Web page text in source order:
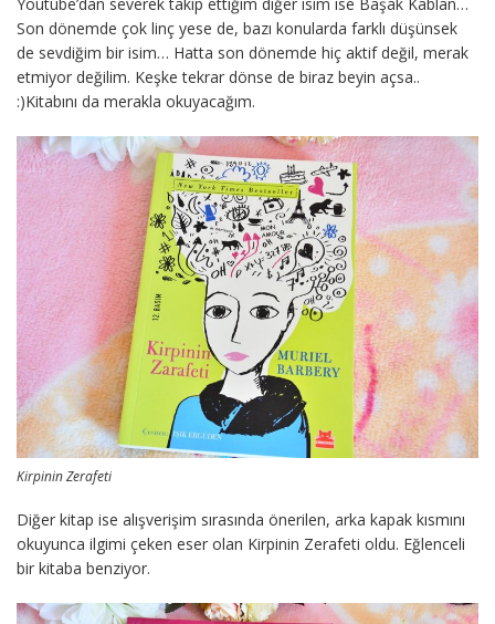
Son dönemde çok linç yese de, bazı konularda farklı düşünsek
de sevdiğim bir isim… Hatta son dönemde hiç aktif değil, merak
etmiyor değilim. Keşke tekrar dönse de biraz beyin açsa..
:)Kitabını da merakla okuyacağım.
Kirpinin Zerafeti
Diğer kitap ise alışverişim sırasında önerilen, arka kapak kısmını
okuyunca ilgimi çeken eser olan Kirpinin Zerafeti oldu. Eğlenceli
bir kitaba benziyor.